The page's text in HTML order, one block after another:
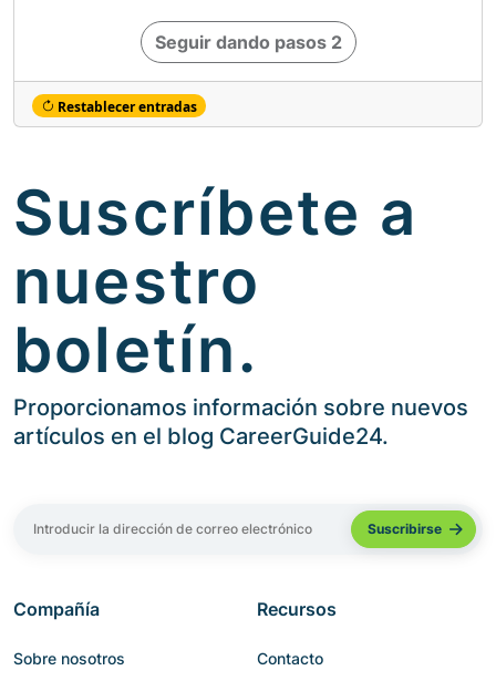
Seguir dando pasos 2
Restablecer entradas
Suscríbete a
nuestro
boletín.
Proporcionamos información sobre nuevos
artículos en el blog CareerGuide24.
Compañía
Sobre nosotros
Recursos
Contacto